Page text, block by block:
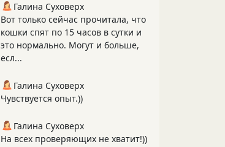
Галина Суховерх
Вот только сейчас прочитала, что
кошки спят по 15 часов в сутки и
это нормально. Могут и больше,
есл...
Галина Суховерх
Чувствуется опыт.))
Галина Суховерх
На всех проверяющих не хватит!))